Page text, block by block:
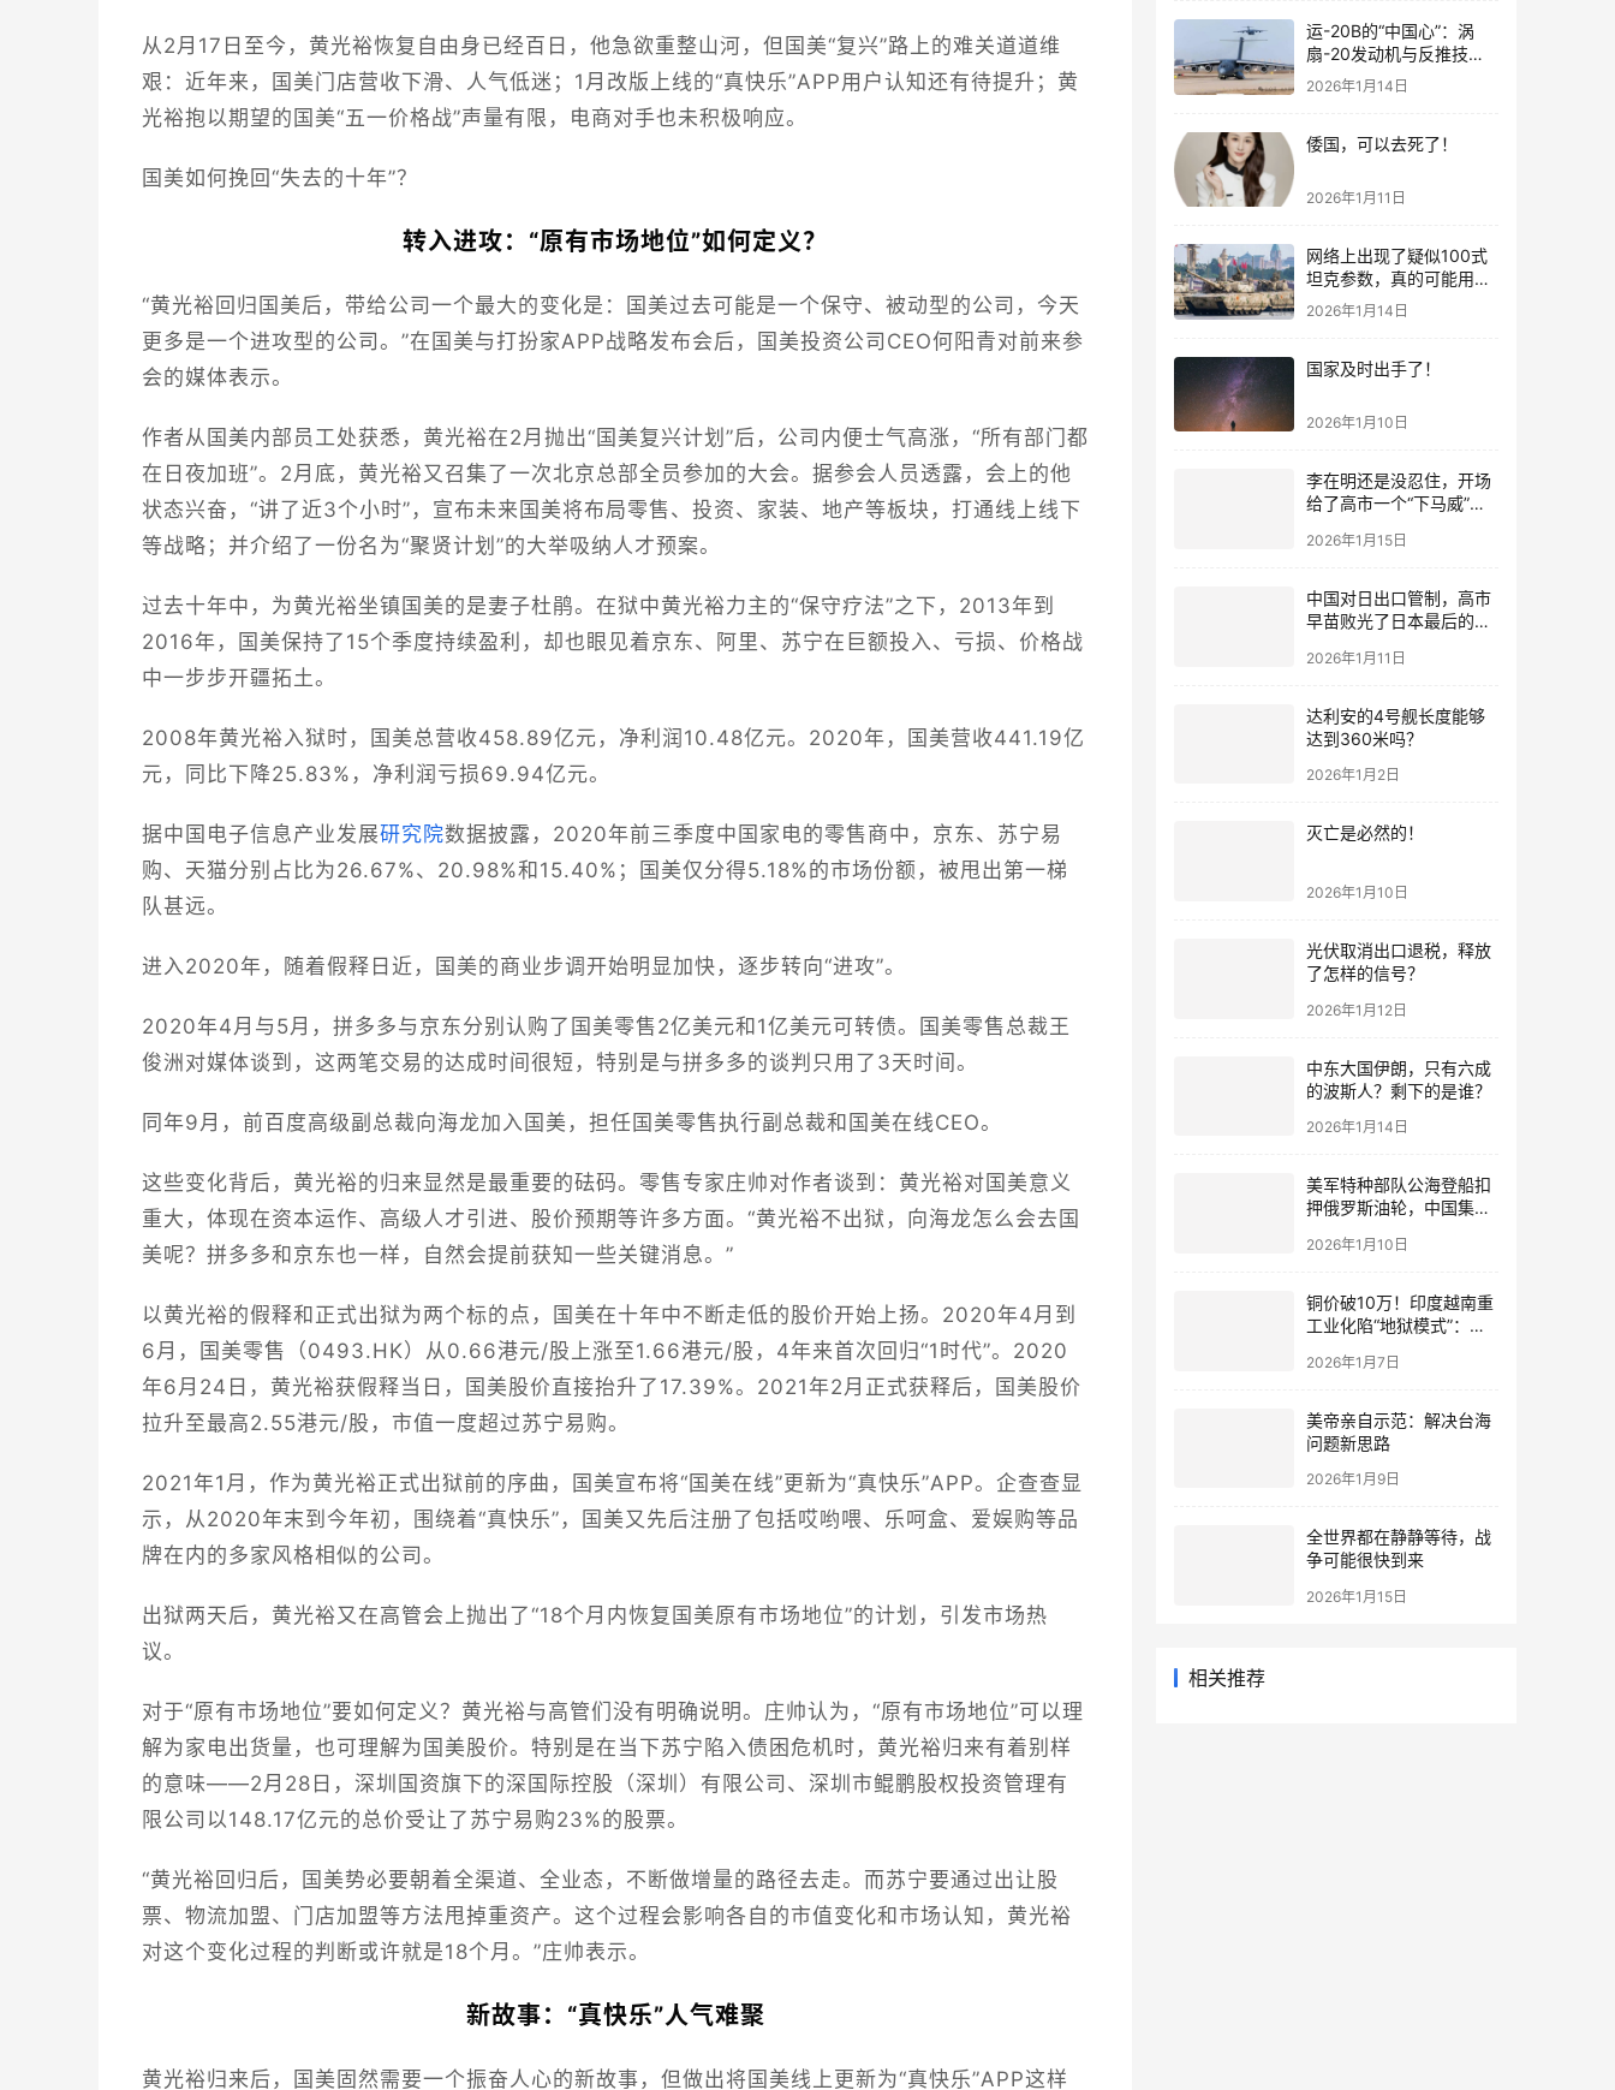
从2月17日至今，黄光裕恢复自由身已经百日，他急欲重整山河，但国美“复兴”路上的难关道道维
艰：近年来，国美门店营收下滑、人气低迷；1月改版上线的“真快乐”APP用户认知还有待提升；黄
光裕抱以期望的国美“五一价格战”声量有限，电商对手也未积极响应。
国美如何挽回“失去的十年”？
转入进攻：“原有市场地位”如何定义？
“黄光裕回归国美后，带给公司一个最大的变化是：国美过去可能是一个保守、被动型的公司，今天
更多是一个进攻型的公司。”在国美与打扮家APP战略发布会后，国美投资公司CEO何阳青对前来参
会的媒体表示。
作者从国美内部员工处获悉，黄光裕在2月抛出“国美复兴计划”后，公司内便士气高涨，“所有部门都
在日夜加班”。2月底，黄光裕又召集了一次北京总部全员参加的大会。据参会人员透露，会上的他
状态兴奋，“讲了近3个小时”，宣布未来国美将布局零售、投资、家装、地产等板块，打通线上线下
等战略；并介绍了一份名为“聚贤计划”的大举吸纳人才预案。
过去十年中，为黄光裕坐镇国美的是妻子杜鹃。在狱中黄光裕力主的“保守疗法”之下，2013年到
2016年，国美保持了15个季度持续盈利，却也眼见着京东、阿里、苏宁在巨额投入、亏损、价格战
中一步步开疆拓土。
2008年黄光裕入狱时，国美总营收458.89亿元，净利润10.48亿元。2020年，国美营收441.19亿
元，同比下降25.83%，净利润亏损69.94亿元。
据中国电子信息产业发展研究院数据披露，2020年前三季度中国家电的零售商中，京东、苏宁易
购、天猫分别占比为26.67%、20.98%和15.40%；国美仅分得5.18%的市场份额，被甩出第一梯
队甚远。
进入2020年，随着假释日近，国美的商业步调开始明显加快，逐步转向“进攻”。
2020年4月与5月，拼多多与京东分别认购了国美零售2亿美元和1亿美元可转债。国美零售总裁王
俊洲对媒体谈到，这两笔交易的达成时间很短，特别是与拼多多的谈判只用了3天时间。
同年9月，前百度高级副总裁向海龙加入国美，担任国美零售执行副总裁和国美在线CEO。
这些变化背后，黄光裕的归来显然是最重要的砝码。零售专家庄帅对作者谈到：黄光裕对国美意义
重大，体现在资本运作、高级人才引进、股价预期等许多方面。“黄光裕不出狱，向海龙怎么会去国
美呢？拼多多和京东也一样，自然会提前获知一些关键消息。”
以黄光裕的假释和正式出狱为两个标的点，国美在十年中不断走低的股价开始上扬。2020年4月到
6月，国美零售（0493.HK）从0.66港元/股上涨至1.66港元/股，4年来首次回归“1时代”。2020
年6月24日，黄光裕获假释当日，国美股价直接抬升了17.39%。2021年2月正式获释后，国美股价
拉升至最高2.55港元/股，市值一度超过苏宁易购。
2021年1月，作为黄光裕正式出狱前的序曲，国美宣布将“国美在线”更新为“真快乐”APP。企查查显
示，从2020年末到今年初，围绕着“真快乐”，国美又先后注册了包括哎哟喂、乐呵盒、爱娱购等品
牌在内的多家风格相似的公司。
出狱两天后，黄光裕又在高管会上抛出了“18个月内恢复国美原有市场地位”的计划，引发市场热
议。
对于“原有市场地位”要如何定义？黄光裕与高管们没有明确说明。庄帅认为，“原有市场地位”可以理
解为家电出货量，也可理解为国美股价。特别是在当下苏宁陷入债困危机时，黄光裕归来有着别样
的意味——2月28日，深圳国资旗下的深国际控股（深圳）有限公司、深圳市鲲鹏股权投资管理有
限公司以148.17亿元的总价受让了苏宁易购23%的股票。
“黄光裕回归后，国美势必要朝着全渠道、全业态，不断做增量的路径去走。而苏宁要通过出让股
票、物流加盟、门店加盟等方法甩掉重资产。这个过程会影响各自的市值变化和市场认知，黄光裕
对这个变化过程的判断或许就是18个月。”庄帅表示。
新故事：“真快乐”人气难聚
黄光裕归来后，国美固然需要一个振奋人心的新故事，但做出将国美线上更新为“真快乐”APP这样
运-20B的“中国心”：涡
扇-20发动机与反推技术
大突破！
2026年1月14日
倭国，可以去死了！
2026年1月11日
网络上出现了疑似100式
坦克参数，真的可能用了
钛合金装甲！
2026年1月14日
国家及时出手了！
2026年1月10日
李在明还是没忍住，开场
给了高市一个“下马威”，
2026年1月15日
中国对日出口管制，高市
早苗败光了日本最后的国
2026年1月11日
达利安的4号舰长度能够
达到360米吗？
2026年1月2日
灭亡是必然的！
2026年1月10日
光伏取消出口退税，释放
了怎样的信号？
2026年1月12日
中东大国伊朗，只有六成
的波斯人？剩下的是谁？
2026年1月14日
美军特种部队公海登船扣
押俄罗斯油轮，中国集装
2026年1月10日
铜价破10万！印度越南重
工业化陷“地狱模式”：中
再也复刻不了
2026年1月7日
美帝亲自示范：解决台海
问题新思路
2026年1月9日
全世界都在静静等待，战
争可能很快到来
2026年1月15日
相关推荐